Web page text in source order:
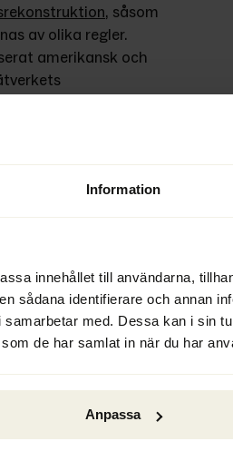
Information
innehållet till användarna,
sådana identifierare och annan
med. Dessa kan i sin
de har samlat in när du har
Anpassa
, såsom
av olika regler.
amerikansk och
Eftersom jag
med många
till belysning
Det kan
med vad som
Markus.
år som student och
hela